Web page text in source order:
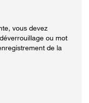
vous devez
ou mot
de la